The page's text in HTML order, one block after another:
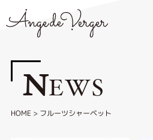
NEWS
HOME > フルーツシャーベット